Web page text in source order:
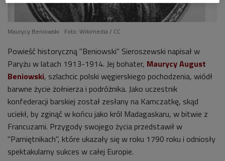
Maurycy Beniowski Foto: Wikimedia / CC
Powieść historyczną "Beniowski" Sieroszewski napisał w
Paryżu w latach 1913-1914. Jej bohater, Maurycy August
Beniowski, szlachcic polski węgierskiego pochodzenia, wiódł
barwne życie żołnierza i podróżnika. Jako uczestnik
konfederacji barskiej został zesłany na Kamczatkę, skąd
uciekł, by zginąć w końcu jako król Madagaskaru, w bitwie z
Francuzami. Przygody swojego życia przedstawił w
"Pamiętnikach", które ukazały się w roku 1790 roku i odniosły
spektakularny sukces w całej Europie.